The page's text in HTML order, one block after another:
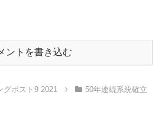
ントを書き込む
グポスト9 2021 50年連続系統確立